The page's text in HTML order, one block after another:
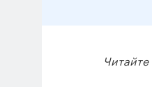
Читайте